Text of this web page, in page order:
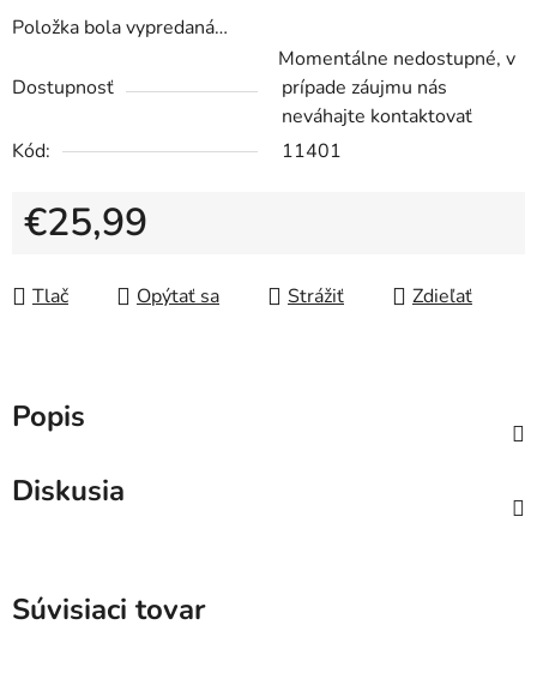
Položka bola vypredaná…
Dostupnosť
Momentálne nedostupné, v
prípade záujmu nás
neváhajte kontaktovať
Kód:
11401
€25,99
Tlač
Opýtať sa Strážiť Zdieľať
Popis
Diskusia
Súvisiaci tovar